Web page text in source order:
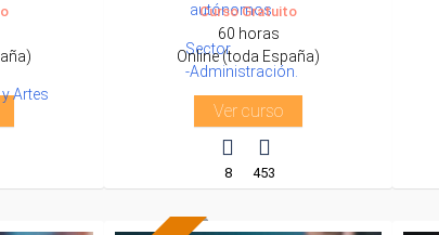
Artes
autónomos.
Sector
-Administración.
Curso Gratuito
60 horas
Online (toda España)
Ver curso
8 453